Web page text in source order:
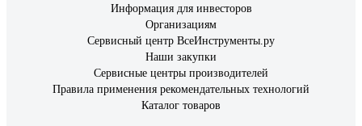
Информация для инвесторов
Организациям
Сервисный центр ВсеИнструменты.ру
Наши закупки
Сервисные центры производителей
Правила применения рекомендательных технологий
Каталог товаров